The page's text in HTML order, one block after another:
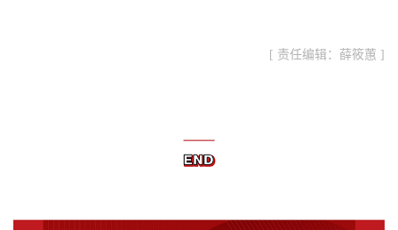
[ 责任编辑：薛筱蕙 ]